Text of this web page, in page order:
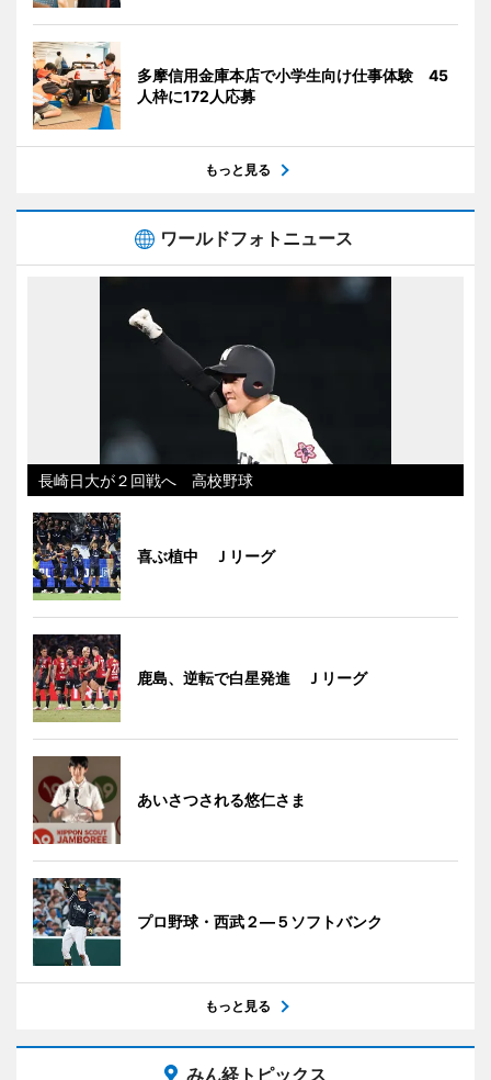
多摩信用金庫本店で小学生向け仕事体験 45
人枠に172人応募
もっと見る
ワールドフォトニュース
長崎日大が２回戦へ 高校野球
喜ぶ植中 Ｊリーグ
鹿島、逆転で白星発進 Ｊリーグ
あいさつされる悠仁さま
プロ野球・西武２―５ソフトバンク
もっと見る
みん経トピックス